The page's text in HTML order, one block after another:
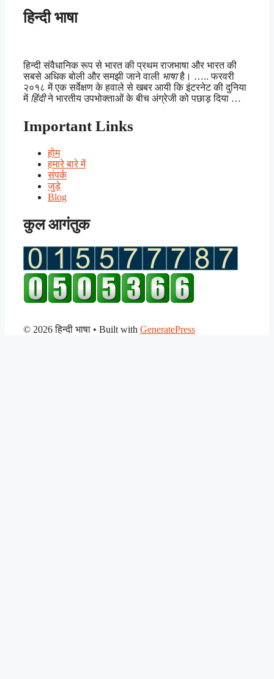
हिन्दी भाषा
हिन्दी संवैधानिक रूप से भारत की प्रथम राजभाषा और भारत की
सबसे अधिक बोली और समझी जाने वाली भाषाहै। ….. फरवरी
२०१८ में एक सर्वेक्षण के हवाले से खबर आयी कि इंटरनेट की दुनिया
में हिंदीने भारतीय उपभोक्ताओं के बीच अंग्रेजी को पछाड़ दिया …
Important Links
होम
हमारे बारे में
संपर्क
जुड़े
Blog
कुल आगंतुक
© 2026 हिन्दी भाषा • Built with GeneratePress